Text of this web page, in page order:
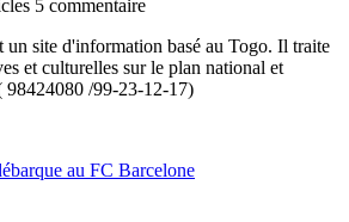
5 commentaire
un site d'information basé au Togo. Il traite
et culturelles sur le plan national et
98424080 /99-23-12-17)
au FC Barcelone